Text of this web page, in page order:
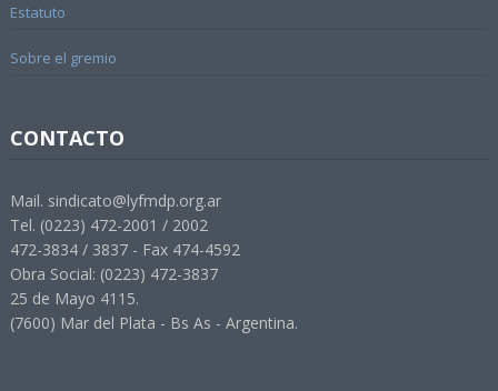
Estatuto
Sobre el gremio
CONTACTO
Mail. sindicato@lyfmdp.org.ar
Tel. (0223) 472-2001 / 2002
472-3834 / 3837 - Fax 474-4592
Obra Social: (0223) 472-3837
25 de Mayo 4115.
(7600) Mar del Plata - Bs As - Argentina.